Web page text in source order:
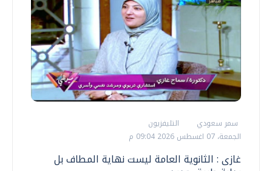
سمر سعودي
التليفزيون
الجمعة، 07 اغسطس 2026 09:04 م
غازى : الثانوية العامة ليست نهاية المطاف بل